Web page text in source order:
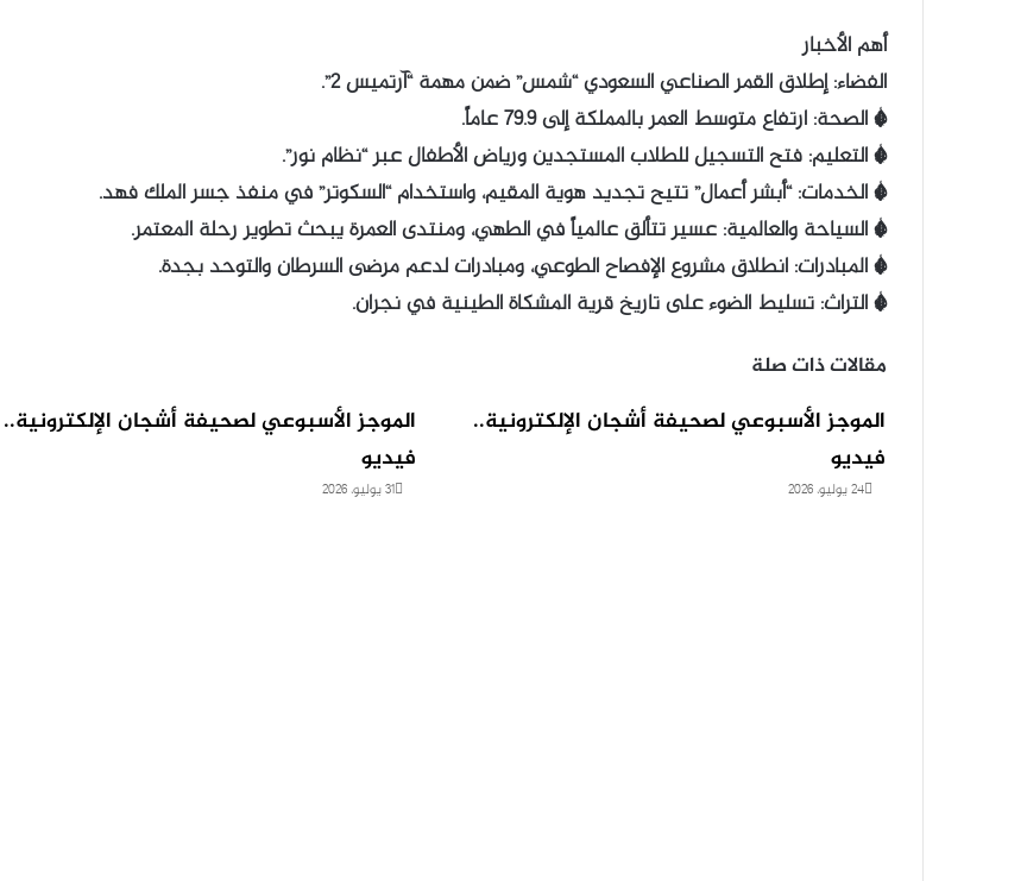
أهم الأخبار
الفضاء: إطلاق القمر الصناعي السعودي “شمس” ضمن مهمة “آرتميس 2”.
* الصحة: ارتفاع متوسط العمر بالمملكة إلى 79.9 عاماً.
* التعليم: فتح التسجيل للطلاب المستجدين ورياض الأطفال عبر “نظام نور”.
* الخدمات: “أبشر أعمال” تتيح تجديد هوية المقيم، واستخدام “السكوتر” في منفذ جسر الملك فهد.
* السياحة والعالمية: عسير تتألق عالمياً في الطهي، ومنتدى العمرة يبحث تطوير رحلة المعتمر.
* المبادرات: انطلاق مشروع الإفصاح الطوعي، ومبادرات لدعم مرضى السرطان والتوحد بجدة.
* التراث: تسليط الضوء على تاريخ قرية المشكاة الطينية في نجران.
مقالات ذات صلة
الموجز الأسبوعي لصحيفة أشجان الإلكترونية..
فيديو
31 يوليو، 2026
الموجز الأسبوعي لصحيفة أشجان الإلكترونية..
فيديو
24 يوليو، 2026